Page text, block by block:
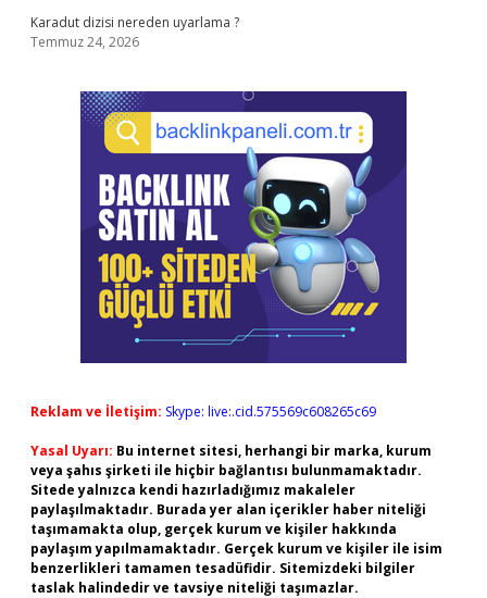
Karadut dizisi nereden uyarlama ?
Temmuz 24, 2026
Reklam ve İletişim: Skype: live:.cid.575569c608265c69
Yasal Uyarı: Bu internet sitesi, herhangi bir marka, kurum
veya şahıs şirketi ile hiçbir bağlantısı bulunmamaktadır.
Sitede yalnızca kendi hazırladığımız makaleler
paylaşılmaktadır. Burada yer alan içerikler haber niteliği
taşımamakta olup, gerçek kurum ve kişiler hakkında
paylaşım yapılmamaktadır. Gerçek kurum ve kişiler ile isim
benzerlikleri tamamen tesadüfidir. Sitemizdeki bilgiler
taslak halindedir ve tavsiye niteliği taşımazlar.